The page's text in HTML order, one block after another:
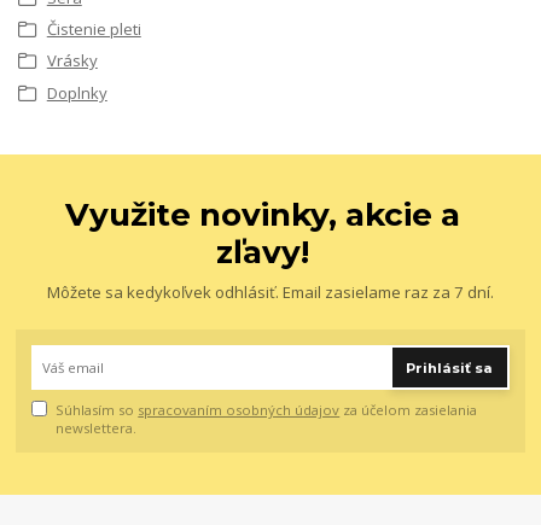
Čistenie pleti
Vrásky
Doplnky
Využite novinky, akcie a
zľavy!
Môžete sa kedykoľvek odhlásiť. Email zasielame raz za 7 dní.
Prihlásiť sa
Súhlasím so spracovaním osobných údajov za účelom zasielania
newslettera.